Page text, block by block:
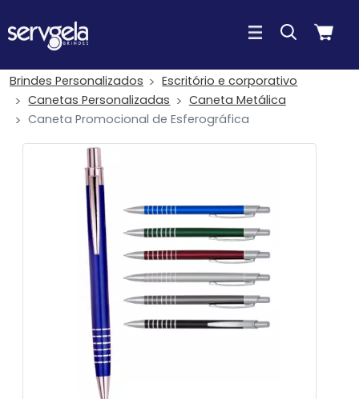
Brindes Personalizados
Escritório e corporativo
Canetas Personalizadas
Caneta Metálica
Caneta Promocional de Esferográfica